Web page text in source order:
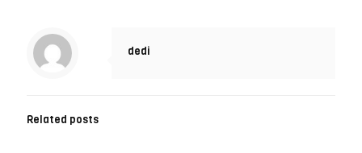
dedi
Related posts